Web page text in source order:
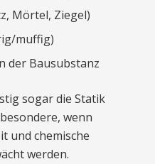
Mörtel, Ziegel)
muffig)
der Bausubstanz
sogar die Statik
wenn
und chemische
werden.